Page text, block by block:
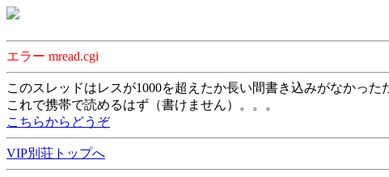
エラー mread.cgi
このスレッドはレスが1000を超えたか長い間書き込みがなかっ
これで携帯で読めるはず（書けません）。。。
こちらからどうぞ
VIP別荘トップへ